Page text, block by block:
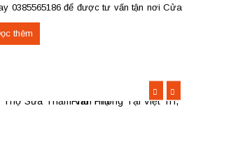
0385565186 để được tư vấn tận nơi Cửa
rèm tại số 22A – Đường Lê Quý Đôn –
Tiên Cát – TP Việt Trì – Phú Thọ và
thêm